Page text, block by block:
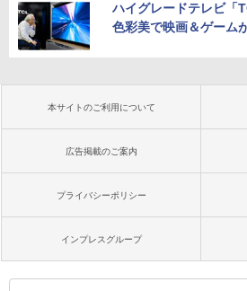
ハイグレードテレビ「
色彩美で映画＆ゲーム
本サイトのご利用について
広告掲載のご案内
プライバシーポリシー
インプレスグループ